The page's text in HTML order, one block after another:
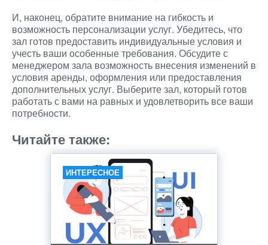
И, наконец, обратите внимание на гибкость и
возможность персонализации услуг. Убедитесь, что
зал готов предоставить индивидуальные условия и
учесть ваши особенные требования. Обсудите с
менеджером зала возможность внесения изменений в
условия аренды, оформления или предоставления
дополнительных услуг. Выберите зал, который готов
работать с вами на равных и удовлетворить все ваши
потребности.
Читайте также:
ИНТЕРЕСНОЕ